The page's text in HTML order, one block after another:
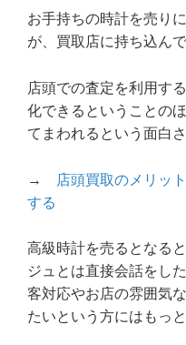
お手持ちの時計を売り
が、買取店に持ち込ん
店頭での査定を利用す
化できるということの
てまわれるという面白
→
店頭買取のメリッ
する
高級時計を売るとなる
ジュとは直接会話をし
客対応やお店の雰囲気
たいという方にはもっ